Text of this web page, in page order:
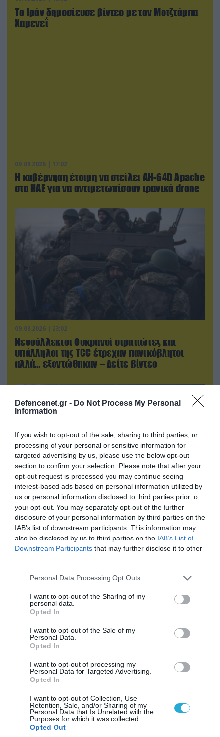
Defencenet.gr - Do Not Process My Personal
Information
If you wish to opt-out of the sale, sharing to third parties, or
processing of your personal or sensitive information for
targeted advertising by us, please use the below opt-out
section to confirm your selection. Please note that after your
opt-out request is processed you may continue seeing
interest-based ads based on personal information utilized by
us or personal information disclosed to third parties prior to
your opt-out. You may separately opt-out of the further
disclosure of your personal information by third parties on the
IAB’s list of downstream participants. This information may
also be disclosed by us to third parties on the IAB’s List of
Downstream Participants that may further disclose it to other
Please note that this website/app uses one or more Google
not limited to your visit or usage behaviour. You may click to
grant or deny consent to Google and its third-party tags to
use your data for below specified purposes in below Google
consent section.
Personal Data Processing Opt Outs
I want to opt-out of the Sharing of my
personal data.
Opted In
I want to opt-out of the Sale of my
Personal Data.
Opted In
I want to opt-out of processing my
Personal Data for Targeted Advertising.
Opted In
I want to opt-out of Collection, Use,
Retention, Sale, and/or Sharing of my
Personal Data that Is Unrelated with the
Purposes for which it was collected.
Opted Out
Το Ιράν δημοσίευσε βίντεο με τον Μοτζτάμπα
Χαμενεΐ
09.08.2026 | 17:02
Η κυβέρνηση έτοιμη να στείλει AH-64D Apache
στα ΗΑΕ για να αντιμετωπίσουν ιρανικά drone
09.08.2026 | 23:02
Νεοσύλλεκτοι Ουκρανοί στρατιώτες και
υπάλληλοι της TCC έτρεχαν πανικόβλητοι
αλλά… εξοντώθηκαν – Δείτε βίντεο
09.08.2026 | 19:02
Ρωσικό Su-34 προκάλεσε τον όλεθρο σε
κτίριο με Ουκρανούς στη Ζαπορίζια – Δείτε
βίντεο
ΠΟΛΙΤΙΚΗ
09.08.2026 | 17:02
ΣΥΡΙΖΑ για υποκλοπές: «Το (παρα)κράτος της ΝΔ